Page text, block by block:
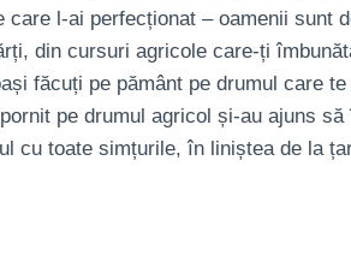
l-ai perfecționat – oamenii
din cursuri agricole care-ți
făcuți pe pământ pe drumul care
pe drumul agricol și-au ajuns
cu toate simțurile, în liniștea de la